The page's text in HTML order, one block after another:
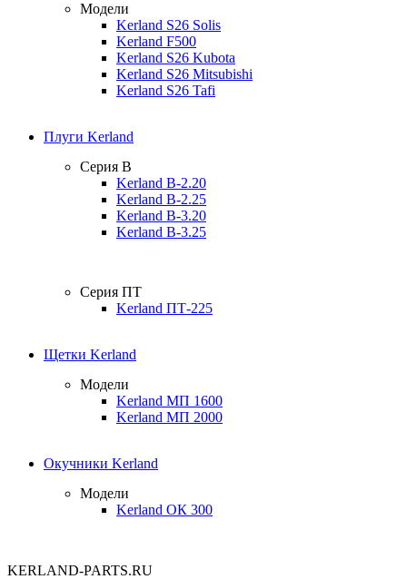
Модели
Kerland S26 Solis
Kerland F500
Kerland S26 Kubota
Kerland S26 Mitsubishi
Kerland S26 Tafi
Плуги Kerland
Серия B
Kerland B-2.20
Kerland B-2.25
Kerland B-3.20
Kerland B-3.25
Серия ПТ
Kerland ПТ-225
Щетки Kerland
Модели
Kerland МП 1600
Kerland МП 2000
Окучники Kerland
Модели
Kerland ОК 300
KERLAND-PARTS.RU